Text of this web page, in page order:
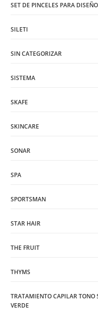
SET DE PINCELES PARA DISEÑO
SILETI
SIN CATEGORIZAR
SISTEMA
SKAFE
SKINCARE
SONAR
SPA
SPORTSMAN
STAR HAIR
THE FRUIT
THYMS
TRATAMIENTO CAPILAR
VERDE